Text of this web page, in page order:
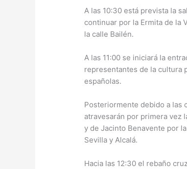
A las 10:30 está prevista la
continuar por la Ermita de la
la calle Bailén.
A las 11:00 se iniciará la
representantes de la cultura
españolas.
Posteriormente debido a las
atravesarán por primera vez
y de Jacinto Benavente por
Sevilla y Alcalá.
Hacia las 12:30 el rebaño